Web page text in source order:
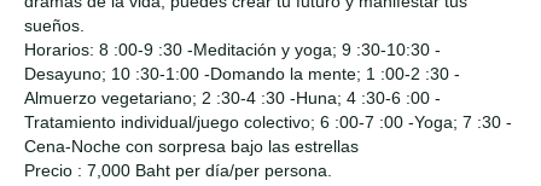
sueños.
Horarios: 8 :00-9 :30 -Meditación y yoga; 9 :30-10:30 -
Desayuno; 10 :30-1:00 -Domando la mente; 1 :00-2 :30 -
Almuerzo vegetariano; 2 :30-4 :30 -Huna; 4 :30-6 :00 -
Tratamiento individual/juego colectivo; 6 :00-7 :00 -Yoga; 7 :30 -
Cena-Noche con sorpresa bajo las estrellas
Precio : 7,000 Baht per día/per persona.